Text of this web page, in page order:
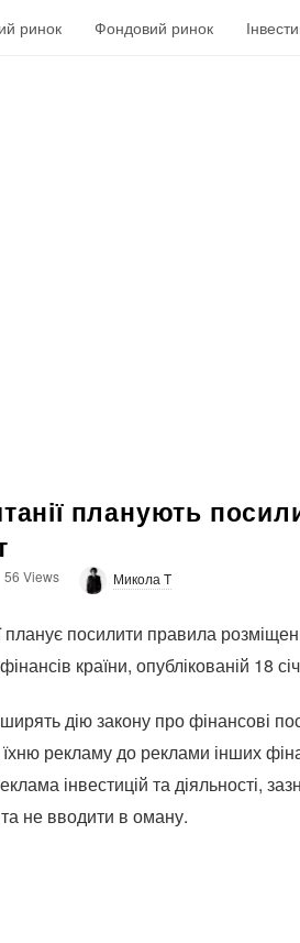
ринок Фондовий ринок
планують
56 Views Микола T
планує посилити правила
країни, опублікованій 18
дію закону про фінансові
рекламу до реклами інших
інвестицій та діяльності,
не вводити в оману.